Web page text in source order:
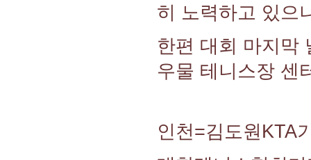
히 노력하고 있으
한편 대회 마지막
우물 테니스장 센
인천=김도원KTA